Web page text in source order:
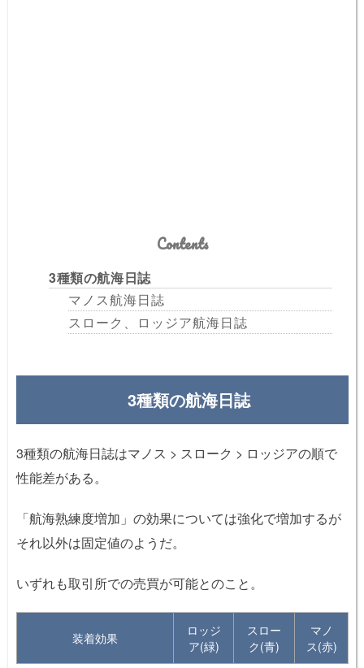
Contents
3種類の航海日誌
マノス航海日誌
スローク、ロッジア航海日誌
3種類の航海日誌
3種類の航海日誌はマノス > スローク > ロッジアの順で
性能差がある。
「航海熟練度増加」の効果については強化で増加するが
それ以外は固定値のようだ。
いずれも取引所での売買が可能とのこと。
装着効果
ロッジ
ア(緑)
スロー
ク(青)
マノ
ス(赤)